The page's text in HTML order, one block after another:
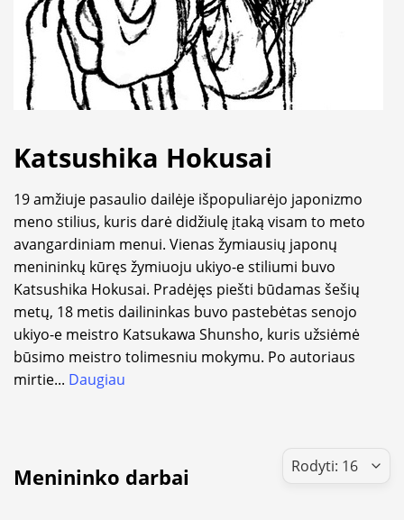
Katsushika Hokusai
19 amžiuje pasaulio dailėje išpopuliarėjo japonizmo
meno stilius, kuris darė didžiulę įtaką visam to meto
avangardiniam menui. Vienas žymiausių japonų
menininkų kūręs žymiuoju ukiyo-e stiliumi buvo
Katsushika Hokusai. Pradėjęs piešti būdamas šešių
metų, 18 metis dailininkas buvo pastebėtas senojo
ukiyo-e meistro Katsukawa Shunsho, kuris užsiėmė
būsimo meistro tolimesniu mokymu. Po autoriaus
mirtie... Daugiau
Menininko darbai